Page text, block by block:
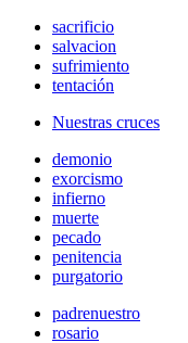
sacrificio
salvacion
sufrimiento
tentación
Nuestras cruces
demonio
exorcismo
infierno
muerte
pecado
penitencia
purgatorio
padrenuestro
rosario